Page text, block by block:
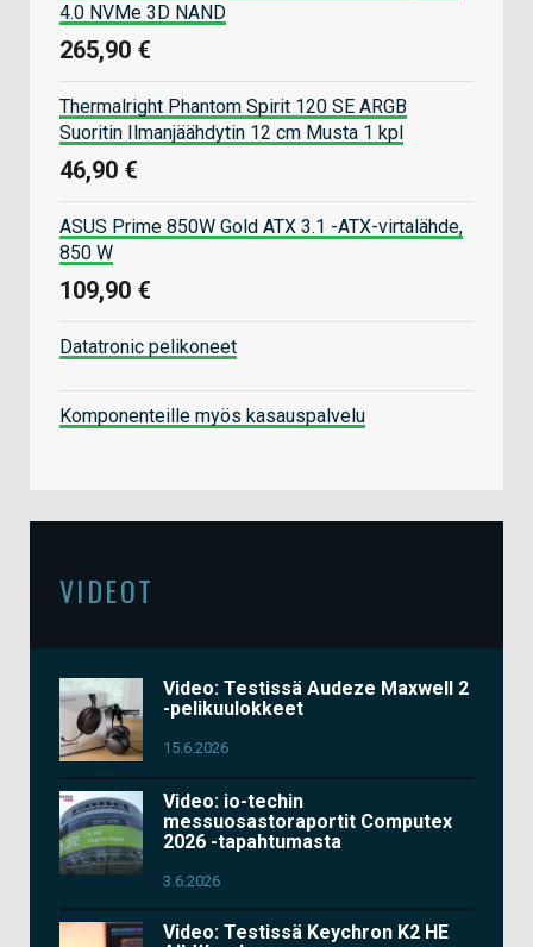
4.0 NVMe 3D NAND
265,90 €
Thermalright Phantom Spirit 120 SE ARGB
Suoritin Ilmanjäähdytin 12 cm Musta 1 kpl
46,90 €
ASUS Prime 850W Gold ATX 3.1 -ATX-virtalähde,
850 W
109,90 €
Datatronic pelikoneet
Komponenteille myös kasauspalvelu
VIDEOT
Video: Testissä Audeze Maxwell 2
-pelikuulokkeet
15.6.2026
Video: io-techin
messuosastoraportit Computex
2026 -tapahtumasta
3.6.2026
Video: Testissä Keychron K2 HE